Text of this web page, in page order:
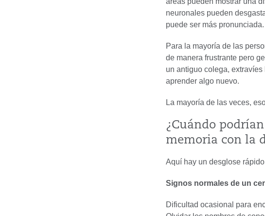
neuronales pueden
puede ser más
Para la mayoría de las
de manera frustrante pero
un antiguo colega,
aprender algo nuevo.
La mayoría de las veces,
¿Cuándo
memoria con la
Aquí hay un desglose
Signos normales de un
Dificultad ocasional para